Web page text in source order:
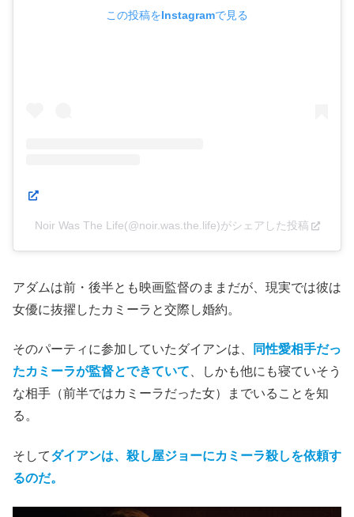
この投稿をInstagramで見る
Noir Was The Life(@noir.was.the.life)がシェアした投稿
アダムは前・後半とも映画監督のままだが、現実では彼は
女優に抜擢したカミーラと交際し婚約。
そのパーティに参加していたダイアンは、
同性愛相手だっ
たカミーラが監督とできていて 、しかも他にも寝ていそう
な相手（前半ではカミーラだった女）までいることを知
る。
そしてダイアンは、殺し屋ジョーにカミーラ殺しを依頼す
るのだ。